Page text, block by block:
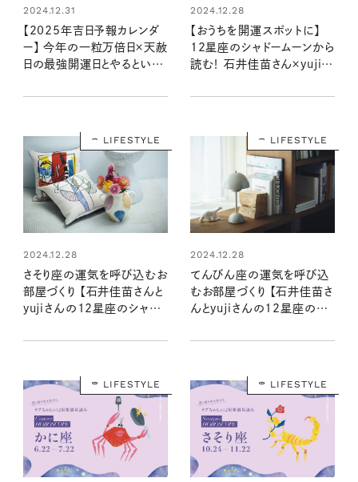
2024.12.31
【2025年吉日予報カレンダ
ー】 今年の一粒万倍日×天赦
日の最強開運日とやるといい
2024.12.28
【おうちを開運スポットに】
12星座のシャドームーンから
読む！ 石井佳苗さん×yujiさ
ア
LIFESTYLE
2024.12.28
さそり座の運気を呼び込むお
部屋づくり 【石井佳苗さんと
yujiさんの12星座のシャド
LIFESTYLE
2024.12.28
てんびん座の運気を呼び込
むお部屋づくり 【石井佳苗さ
んとyujiさんの12星座のシ
ア】
LIFESTYLE LIFESTYLE